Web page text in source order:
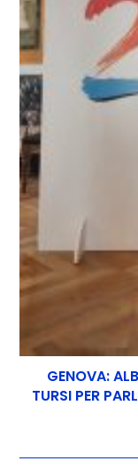
GENOVA:
TURSI PER